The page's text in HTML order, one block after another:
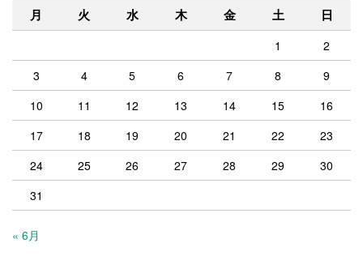
月 火 水 木 金 土 日
1
2
3
4 5 6 7 8
9
10
11 12 13 14 15
16
17
18 19 20 21 22
23
24
25 26 27 28 29
30
31
« 6月